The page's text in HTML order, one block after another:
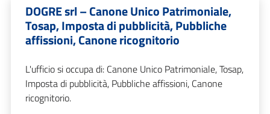
DOGRE srl – Canone Unico Patrimoniale,
Tosap, Imposta di pubblicità, Pubbliche
affissioni, Canone ricognitorio
L'ufficio si occupa di: Canone Unico Patrimoniale, Tosap,
Imposta di pubblicità, Pubbliche affissioni, Canone
ricognitorio.